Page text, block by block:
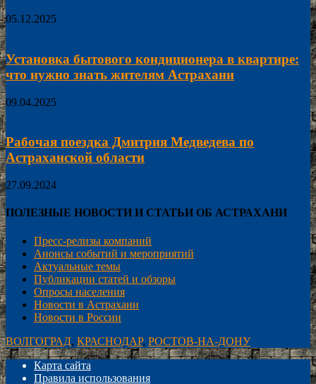
05.12.2025
Установка бытового кондиционера в квартире:
что нужно знать жителям Астрахани
09.04.2025
Рабочая поездка Дмитрия Медведева по
Астраханской области
27.09.2024
ПОЛЕЗНЫЕ НОВОСТИ И СТАТЬИ ОБ АСТРАХАНИ
Пресс-релизы компаний
Анонсы событий и мероприятий
Актуальные темы
Публикации статей и обзоры
Опросы населения
Новости в Астрахани
Новости в России
ВОЛГОГРАД, КРАСНОДАР, РОСТОВ-НА-ДОНУ
Карта сайта
Правила использования